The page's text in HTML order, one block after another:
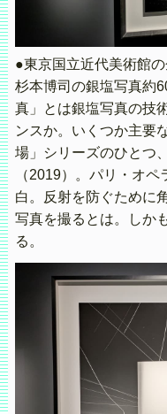
●東京国立近代美術館の
杉本博司の銀塩写真約
真」とは銀塩写真の技
ンスか。いくつか主要
場」シリーズのひとつ
（2019）。パリ・オ
白。反射を防ぐために
写真を撮るとは。しか
る。